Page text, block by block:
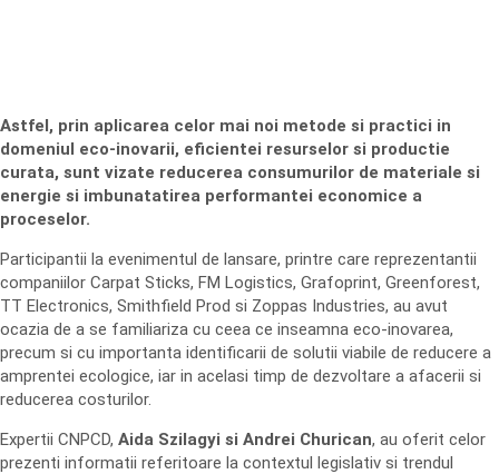
Astfel, prin aplicarea celor mai noi metode si practici in
domeniul eco-inovarii, eficientei resurselor si productie
curata, sunt vizate reducerea consumurilor de materiale si
energie si imbunatatirea performantei economice a
proceselor.
Participantii la evenimentul de lansare, printre care reprezentantii
companiilor Carpat Sticks, FM Logistics, Grafoprint, Greenforest,
TT Electronics, Smithfield Prod si Zoppas Industries, au avut
ocazia de a se familiariza cu ceea ce inseamna eco-inovarea,
precum si cu importanta identificarii de solutii viabile de reducere a
amprentei ecologice, iar in acelasi timp de dezvoltare a afacerii si
reducerea costurilor.
Expertii CNPCD, Aida Szilagyi si Andrei Churican, au oferit celor
prezenti informatii referitoare la contextul legislativ si trendul